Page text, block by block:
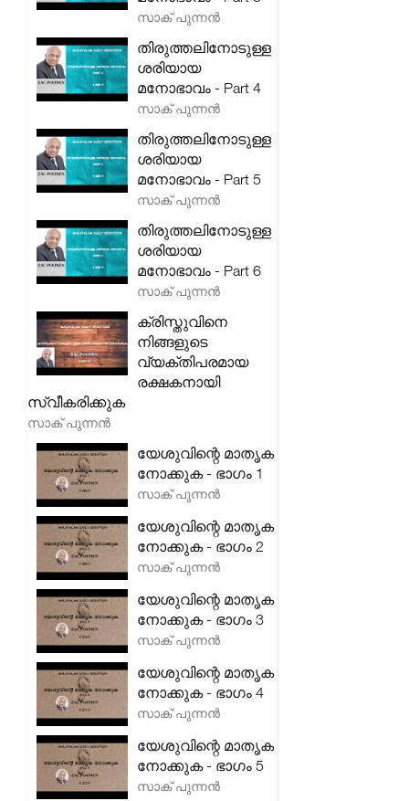
സാക് പുന്നൻ
തിരുത്തലിനോടുള്ള
ശരിയായ
മനോഭാവം - Part 4
സാക് പുന്നൻ
തിരുത്തലിനോടുള്ള
ശരിയായ
മനോഭാവം - Part 5
സാക് പുന്നൻ
തിരുത്തലിനോടുള്ള
ശരിയായ
മനോഭാവം - Part 6
സാക് പുന്നൻ
ക്രിസ്തുവിനെ
നിങ്ങളുടെ
വ്യക്തിപരമായ
രക്ഷകനായി
സ്വീകരിക്കുക
സാക് പുന്നൻ
യേശുവിന്റെ മാതൃക
നോക്കുക - ഭാഗം 1
സാക് പുന്നൻ
യേശുവിന്റെ മാതൃക
നോക്കുക - ഭാഗം 2
സാക് പുന്നൻ
യേശുവിന്റെ മാതൃക
നോക്കുക - ഭാഗം 3
സാക് പുന്നൻ
യേശുവിന്റെ മാതൃക
നോക്കുക - ഭാഗം 4
സാക് പുന്നൻ
യേശുവിന്റെ മാതൃക
നോക്കുക - ഭാഗം 5
സാക് പുന്നൻ